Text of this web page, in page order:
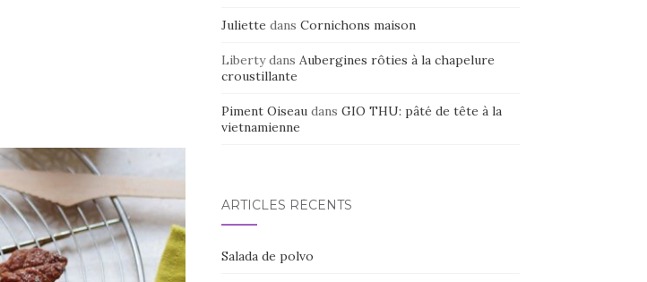
Juliette dans Cornichons maison
Libertydans Aubergines rôties à la chapelure
croustillante
Piment Oiseaudans GIO THU: pâté de tête à la
vietnamienne
ARTICLES RÉCENTS
Salada de polvo